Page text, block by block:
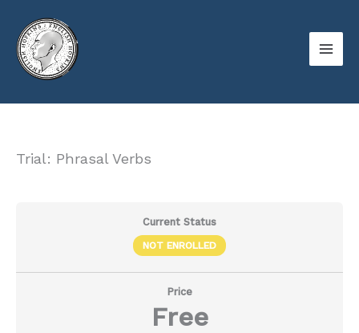
content
Trial: Phrasal Verbs
Current Status
NOT ENROLLED
Price
Free